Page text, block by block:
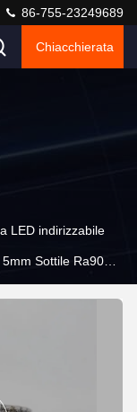
86-755-23249689
Chiacchierata
LED indirizzabile
Sottile Ra90